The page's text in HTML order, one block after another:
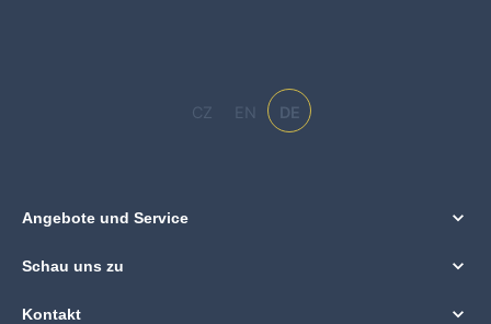
CZ EN DE
Angebote und Service
Schau uns zu
Kontakt